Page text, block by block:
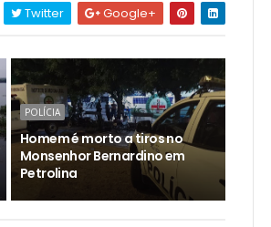
Twitter Google+
POLÍCIA
Homem é morto a tiros no
Monsenhor Bernardino em
Petrolina